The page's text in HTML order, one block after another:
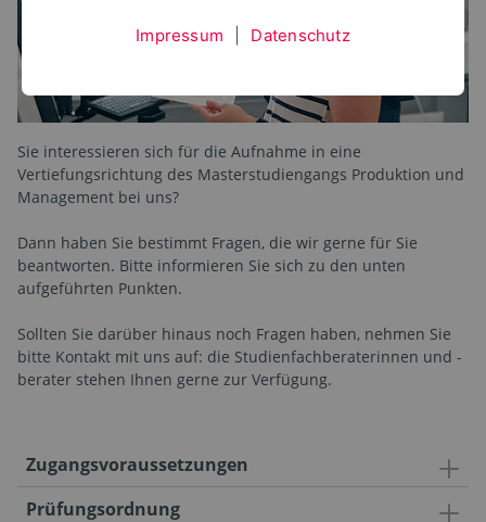
Sie interessieren sich für die Aufnahme in eine
Vertiefungsrichtung des Masterstudiengangs Produktion und
Management bei uns?
Dann haben Sie bestimmt Fragen, die wir gerne für Sie
beantworten. Bitte informieren Sie sich zu den unten
aufgeführten Punkten.
Sollten Sie darüber hinaus noch Fragen haben, nehmen Sie
bitte Kontakt mit uns auf: die Studienfachberaterinnen und -
berater stehen Ihnen gerne zur Verfügung.
Zugangsvoraussetzungen
Prüfungsordnung
Impressum Datenschutz